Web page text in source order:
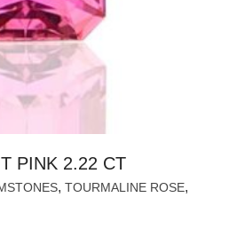
PINK 2.22 CT
, TOURMALINE ROSE,